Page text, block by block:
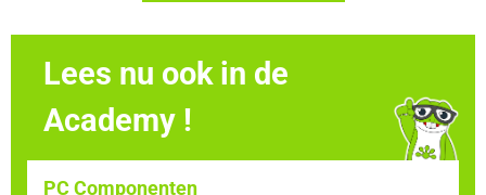
Lees nu ook in de
Academy !
PC Componenten